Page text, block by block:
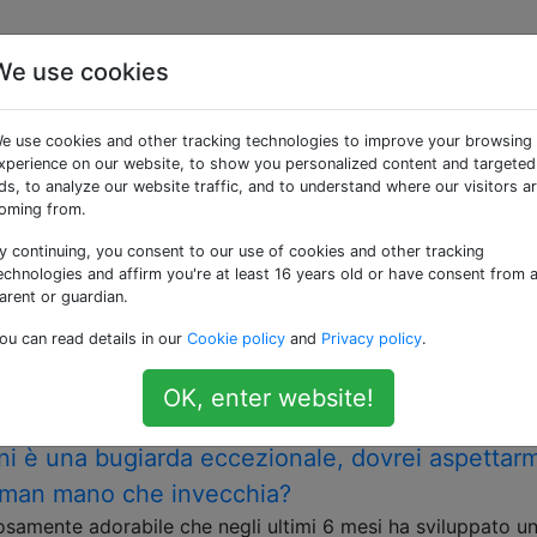
«lying»
falsità, ad esempio per ingannare gli altri.
di cui ho la piena custodia, per
il suo ragazzo?
di mia sorella di 16 anni. Ha vissuto con me negli ultimi 3
mentito sul passare del tempo con un'amica per
ha confessato questo …
è una bugiarda eccezionale, dovrei
mano che invecchia?
adorabile che negli ultimi 6 mesi ha sviluppato
use cookies
use cookies and other tracking technologies to improve your browsing
on our website, to show you personalized content and targeted
to analyze our website traffic, and to understand where our visitors
from.
continuing, you consent to our use of cookies and other tracking
and affirm you're at least 16 years old or have consent from a
or guardian.
can read details in our Cookie policy and Privacy policy.
OK, enter website!